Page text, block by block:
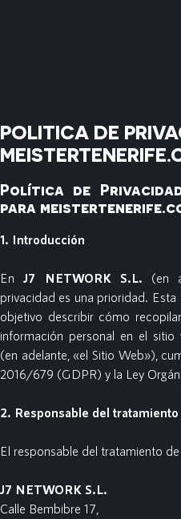
POLITICA DE
Política de Privacidad
para
1. Introducción
EnJ7 NETWORK S.L. (en
privacidad es una prioridad.
objetivo describir cómo
información personal en el sitio
(en adelante, «el Sitio Web»),
2016/679 (GDPR) y la Ley
2. Responsable del tratamiento
El responsable del tratamiento
J7 NETWORK S.L.
Calle Bembibre 17,